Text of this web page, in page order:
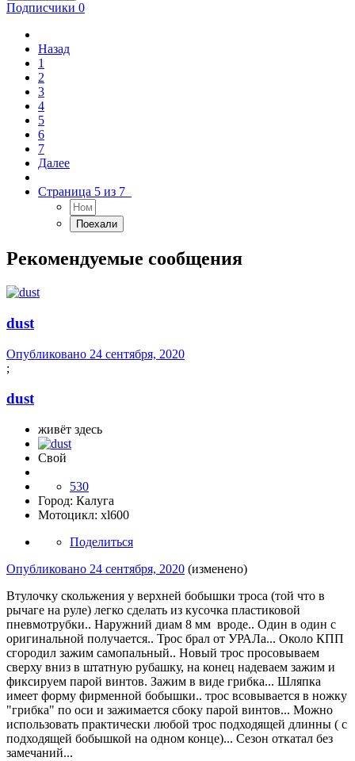
Подписчики 0
Назад
1
2
3
4
5
6
7
Далее
Страница 5 из 7
Рекомендуемые сообщения
dust
Опубликовано 24 сентября, 2020
;
dust
живёт здесь
Свой
530
Город: Калуга
Мотоцикл: xl600
Поделиться
Опубликовано 24 сентября, 2020 (изменено)
Втулочку скольжения у верхней бобышки троса (той что в
рычаге на руле) легко сделать из кусочка пластиковой
пневмотрубки.. Наружний диам 8 мм вроде.. Один в один с
оригинальной получается.. Трос брал от УРАЛа... Около КПП
сгородил зажим самопальный.. Новый трос просовываем
сверху вниз в штатную рубашку, на конец надеваем зажим и
фиксируем парой винтов. Зажим в виде грибка... Шляпка
имеет форму фирменной бобышки.. трос всовывается в ножку
"грибка" по оси и зажимается сбоку парой винтов... Можно
использовать практически любой трос подходящей длинны ( с
подходящей бобышкой на одном конце)... Сезон откатал без
замечаний...